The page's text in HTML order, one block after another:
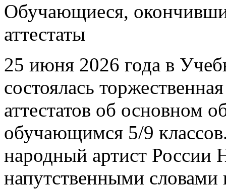
Обучающиеся,
аттестаты
25 июня 2026 года в
состоялась
аттестатов об основном
обучающимся 5/9
народный артист России
напутственными